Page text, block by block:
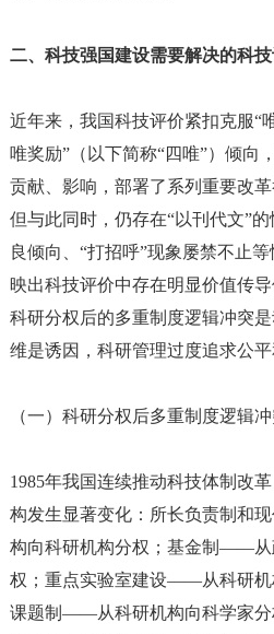
二、科技强国建设需要解决的科
近年来，我国科技评价紧扣克服“
唯奖励”（以下简称“四唯”）倾向
贡献、影响，部署了系列重要改革
但与此同时，仍存在“以刊代文”
良倾向、“打招呼”现象屡禁不止
映出科技评价中存在明显价值传
科研分权后的多重制度逻辑冲突
维是诱因，科研管理过度追求公平
（一）科研分权后多重制度逻辑
1985年我国连续推动科技体制改
构发生显著变化：所长负责制和
构向科研机构分权；基金制——从
权；重点实验室建设——从科研机
课题制——从科研机构向科学家分